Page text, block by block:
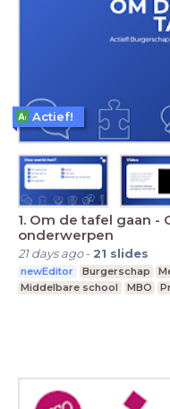
1. Om de tafel gaan
onderwerpen
21 days ago- 21 slides
newEditor Burgerschap
Middelbare school
MBO
Actief!